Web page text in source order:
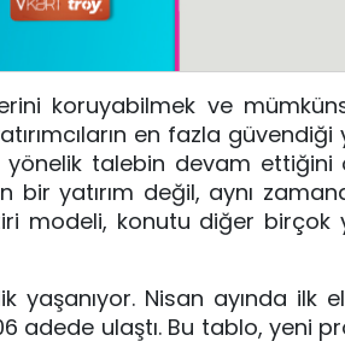
koruyabilmek ve
en fazla güvendiği
yönelik talebin devam ettiğini
bir yatırım değil, aynı
modeli, konutu diğer birçok
Nisan ayında ilk
adede ulaştı. Bu tablo, yeni